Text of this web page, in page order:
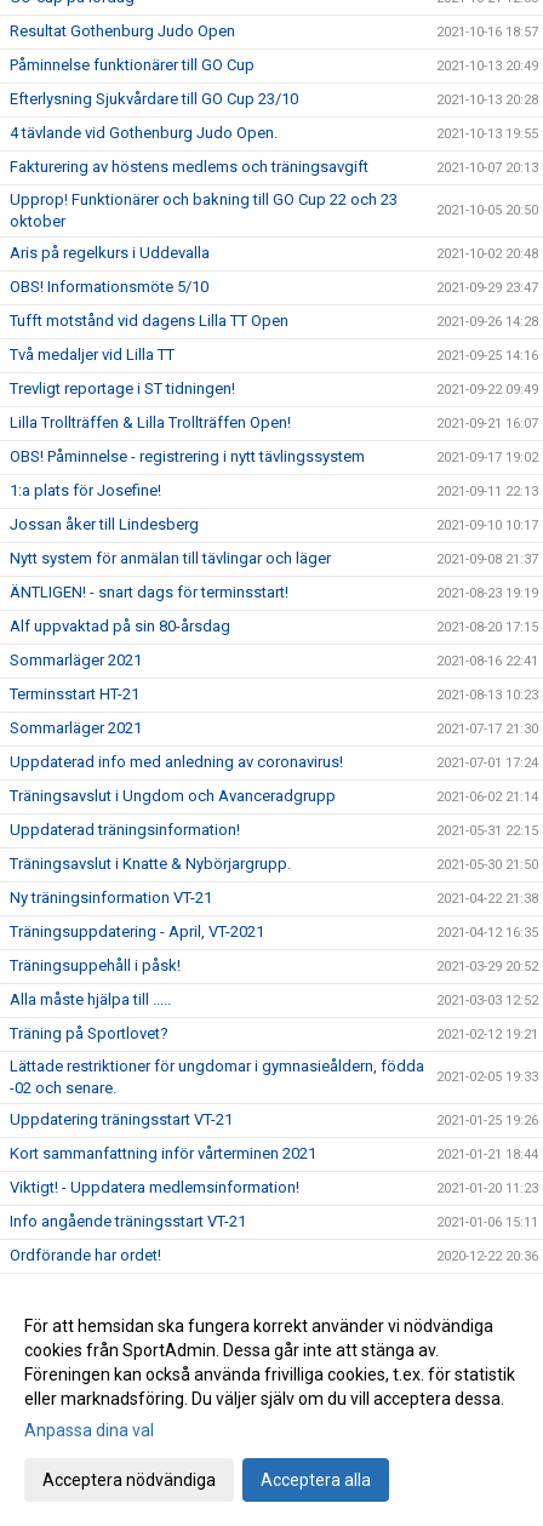
Resultat Gothenburg Judo Open 2021-10-16 18:57
Påminnelse funktionärer till GO Cup 2021-10-13 20:49
Efterlysning Sjukvårdare till GO Cup 23/10 2021-10-13 20:28
4 tävlande vid Gothenburg Judo Open. 2021-10-13 19:55
Fakturering av höstens medlems och träningsavgift 2021-10-07 20:13
Upprop! Funktionärer och bakning till GO Cup 22 och 23
oktober
2021-10-05 20:50
Aris på regelkurs i Uddevalla 2021-10-02 20:48
OBS! Informationsmöte 5/10 2021-09-29 23:47
Tufft motstånd vid dagens Lilla TT Open 2021-09-26 14:28
Två medaljer vid Lilla TT 2021-09-25 14:16
Trevligt reportage i ST tidningen! 2021-09-22 09:49
Lilla Trollträffen & Lilla Trollträffen Open! 2021-09-21 16:07
OBS! Påminnelse - registrering i nytt tävlingssystem 2021-09-17 19:02
1:a plats för Josefine! 2021-09-11 22:13
Jossan åker till Lindesberg 2021-09-10 10:17
Nytt system för anmälan till tävlingar och läger 2021-09-08 21:37
ÄNTLIGEN! - snart dags för terminsstart! 2021-08-23 19:19
Alf uppvaktad på sin 80-årsdag 2021-08-20 17:15
Sommarläger 2021 2021-08-16 22:41
Terminsstart HT-21 2021-08-13 10:23
Sommarläger 2021 2021-07-17 21:30
Uppdaterad info med anledning av coronavirus! 2021-07-01 17:24
Träningsavslut i Ungdom och Avanceradgrupp 2021-06-02 21:14
Uppdaterad träningsinformation! 2021-05-31 22:15
Träningsavslut i Knatte & Nybörjargrupp. 2021-05-30 21:50
Ny träningsinformation VT-21 2021-04-22 21:38
Träningsuppdatering - April, VT-2021 2021-04-12 16:35
Träningsuppehåll i påsk! 2021-03-29 20:52
Alla måste hjälpa till ..... 2021-03-03 12:52
Träning på Sportlovet? 2021-02-12 19:21
Lättade restriktioner för ungdomar i gymnasieåldern, födda
-02 och senare.
2021-02-05 19:33
Uppdatering träningsstart VT-21 2021-01-25 19:26
Kort sammanfattning inför vårterminen 2021 2021-01-21 18:44
Viktigt! - Uppdatera medlemsinformation! 2021-01-20 11:23
Info angående träningsstart VT-21 2021-01-06 15:11
Ordförande har ordet! 2020-12-22 20:36
Avslutningsträning för Ungd.gruppen &
Avanceradgruppen.
2020-12-11 15:27
Avslutningsträning för Knatte och Nybörjargrupp! 2020-12-06 19:11
Terminsslutet är nära! 2020-12-05 10:55
Missa inte klubbens Träningsbingo!
Ny uppdaterad info kring Covid-19 och vår träning HT-20!
För att hemsidan ska fungera korrekt använder vi nödvändiga
cookies från SportAdmin. Dessa går inte att stänga av.
Föreningen kan också använda frivilliga cookies, t.ex. för statistik
eller marknadsföring. Du väljer själv om du vill acceptera dessa.
Anpassa dina val
Acceptera nödvändiga Acceptera alla